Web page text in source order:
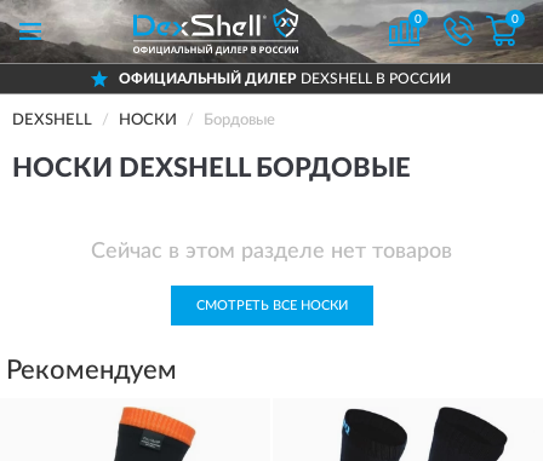
0 0
ОФИЦИАЛЬНЫЙ ДИЛЕРDEXSHELL В РОССИИ
DEXSHELL НОСКИ Бордовые
НОСКИ DEXSHELL БОРДОВЫЕ
Сейчас в этом разделе нет товаров
СМОТРЕТЬ ВСЕ НОСКИ
Рекомендуем